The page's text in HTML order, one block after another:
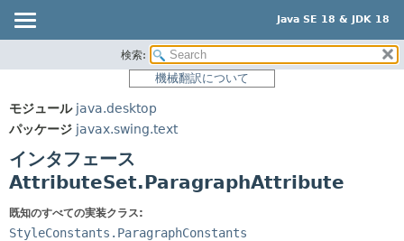
Java SE 18 & JDK 18
パッケージ
使用
プレビュー
サマリー:
ネスト済
フィールド
検索:
機械翻訳について
モジュール java.desktop
パッケージ javax.swing.text
インタフェース
AttributeSet.ParagraphAttribute
既知のすべての実装クラス:
StyleConstants.ParagraphConstants